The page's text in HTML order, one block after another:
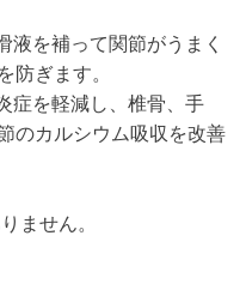
液を補って関節がうまく
防ぎます。
症を軽減し、椎骨、手
のカルシウム吸収を改善
ません。